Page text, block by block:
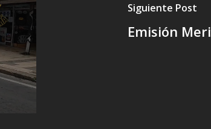
Siguiente Post
Emisión